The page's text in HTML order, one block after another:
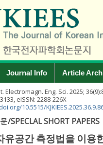
Journal Info Article
Electromagn. Eng. Sci. 2025; 36(9):
eISSN: 2288-226X
10.5515/
/SPECLAL SHORT PAPERS
유공간 측정법을 이용